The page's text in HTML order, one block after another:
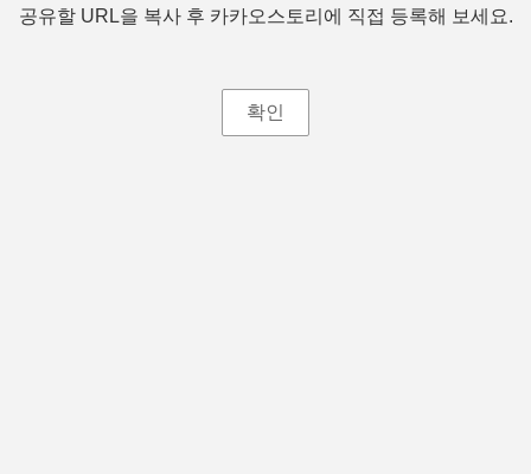
공유할 URL을 복사 후 카카오스토리에 직접 등록해 보세요.
확인